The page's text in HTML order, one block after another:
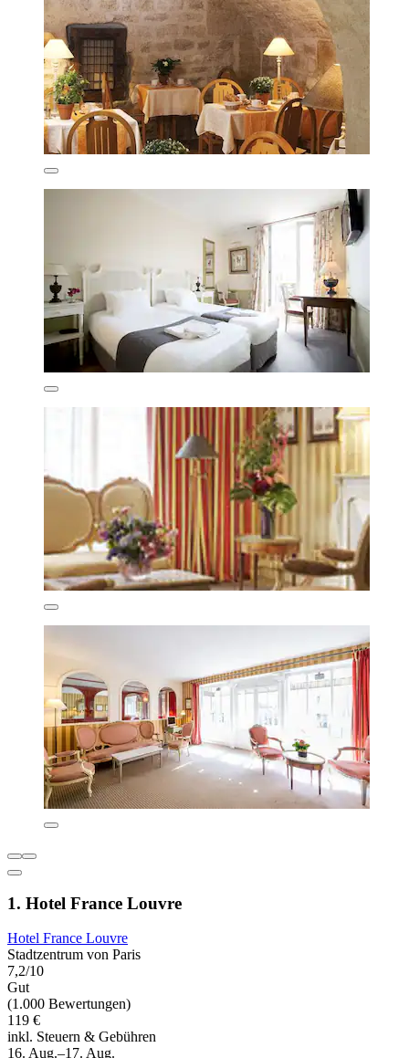
1. Hotel France Louvre
Hotel France Louvre
Stadtzentrum von Paris
7,2/10
Gut
(1.000 Bewertungen)
119 €
inkl. Steuern & Gebühren
16. Aug.–17. Aug.